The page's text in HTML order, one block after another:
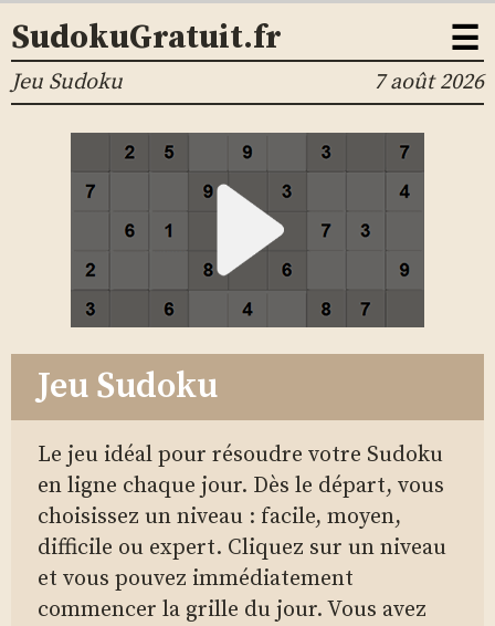
☰
SudokuGratuit.fr
Jeu Sudoku 7 août 2026
Jeu Sudoku
Le jeu idéal pour résoudre votre Sudoku
en ligne chaque jour. Dès le départ, vous
choisissez un niveau : facile, moyen,
difficile ou expert. Cliquez sur un niveau
et vous pouvez immédiatement
commencer la grille du jour. Vous avez